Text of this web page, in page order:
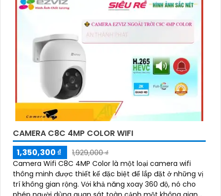
sáng cùng hồng ngoại Smart IR ban đêm mang lại chất
lượng ảnh rõ nét và sắc sảo
CAMERA C8C 4MP COLOR WIFI
1,350,300 ₫
1,929,000 ₫
Camera Wifi C8C 4MP Color là một loại camera wifi
thông minh được thiết kế đặc biệt để lắp đặt ở những vị
trí không gian rộng. Với khả năng xoay 360 độ, nó cho